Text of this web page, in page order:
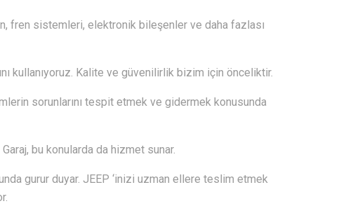
fren sistemleri, elektronik bileşenler ve daha fazlası
kullanıyoruz. Kalite ve güvenilirlik bizim için önceliktir.
sorunlarını tespit etmek ve gidermek konusunda
bu konularda da hizmet sunar.
gurur duyar. JEEP ‘inizi uzman ellere teslim etmek